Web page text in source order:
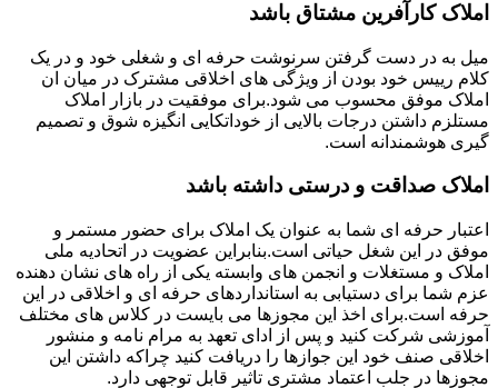
املاک کارآفرین مشتاق باشد
میل به در دست گرفتن سرنوشت حرفه ای و شغلی خود و در یک
کلام رییس خود بودن از ویژگی های اخلاقی مشترک در میان ان
املاک موفق محسوب می شود.برای موفقیت در بازار املاک
مستلزم داشتن درجات بالایی از خوداتکایی انگیزه شوق و تصمیم
گیری هوشمندانه است.
املاک صداقت و درستی داشته باشد
اعتبار حرفه ای شما به عنوان یک املاک برای حضور مستمر و
موفق در این شغل حیاتی است.بنابراین عضویت در اتحادیه ملی
املاک و مستغلات و انجمن های وابسته یکی از راه های نشان دهنده
عزم شما برای دستیابی به استانداردهای حرفه ای و اخلاقی در این
حرفه است.برای اخذ این مجوزها می بایست در کلاس های مختلف
آموزشی شرکت کنید و پس از ادای تعهد به مرام نامه و منشور
اخلاقی صنف خود این جوازها را دریافت کنید چراکه داشتن این
مجوزها در جلب اعتماد مشتری تاثیر قابل توجهی دارد.